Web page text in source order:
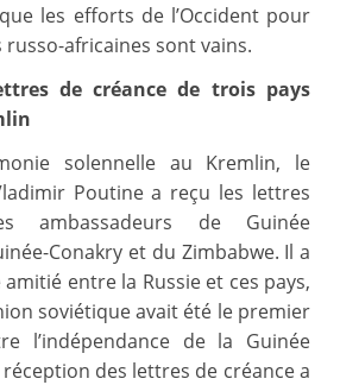
les efforts de l’Occident pour
africaines sont vains.
de créance de trois pays
solennelle au Kremlin, le
Poutine a reçu les lettres
ambassadeurs de Guinée
Conakry et du Zimbabwe. Il a
entre la Russie et ces pays,
soviétique avait été le premier
l’indépendance de la Guinée
des lettres de créance a